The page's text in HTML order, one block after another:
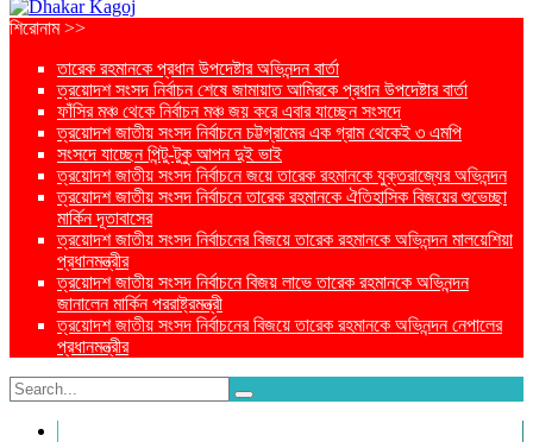
শিরোনাম >>
তারেক রহমানকে প্রধান উপদেষ্টার অভিনন্দন বার্তা
ত্রয়োদশ সংসদ নির্বাচন শেষে জামায়াত আমিরকে প্রধান উপদেষ্টার বার্তা
ফাঁসির মঞ্চ থেকে নির্বাচন মঞ্চ জয় করে এবার যাচ্ছেন সংসদে
ত্রয়োদশ জাতীয় সংসদ নির্বাচনে চট্টগ্রামের এক গ্রাম থেকেই ৩ এমপি
সংসদে যাচ্ছেন পিন্টু-টুকু আপন দুই ভাই
ত্রয়োদশ জাতীয় সংসদ নির্বাচনে জয়ে তারেক রহমানকে যুক্তরাজ্যের অভিনন্দন
ত্রয়োদশ জাতীয় সংসদ নির্বাচনে তারেক রহমানকে ঐতিহাসিক বিজয়ের শুভেচ্ছা
মার্কিন দূতাবাসের
ত্রয়োদশ জাতীয় সংসদ নির্বাচনের বিজয়ে তারেক রহমানকে অভিনন্দন মালয়েশিয়া
প্রধানমন্ত্রীর
ত্রয়োদশ জাতীয় সংসদ নির্বাচনে বিজয় লাভে তারেক রহমানকে অভিনন্দন
জানালেন মার্কিন পররাষ্ট্রমন্ত্রী
ত্রয়োদশ জাতীয় সংসদ নির্বাচনের বিজয়ে তারেক রহমানকে অভিনন্দন নেপালের
প্রধানমন্ত্রীর